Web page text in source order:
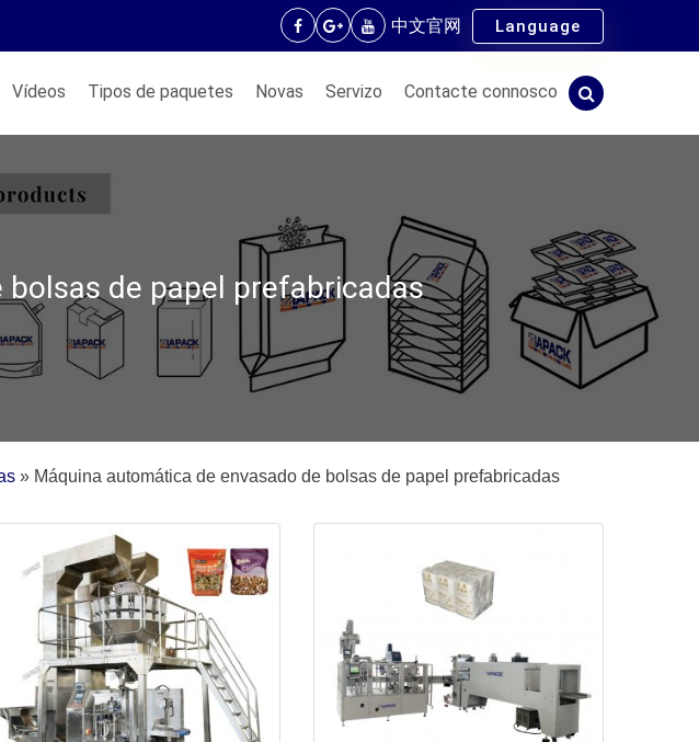
中文官网 Language
Vídeos Tipos de paquetes Novas Servizo Contacte connosco
de papel prefabricadas
» Máquina automática de envasado de bolsas de papel prefabricadas